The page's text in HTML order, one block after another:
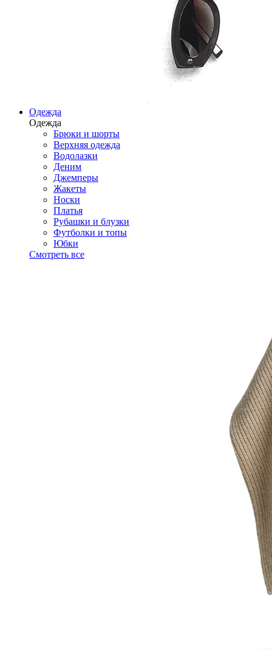
Одежда
Одежда
Брюки и шорты
Верхняя одежда
Водолазки
Деним
Джемперы
Жакеты
Носки
Платья
Рубашки и блузки
Футболки и топы
Юбки
Смотреть все